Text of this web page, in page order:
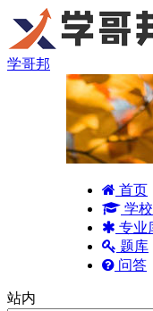
学哥邦
首页
学
专业
题库
问答
站内